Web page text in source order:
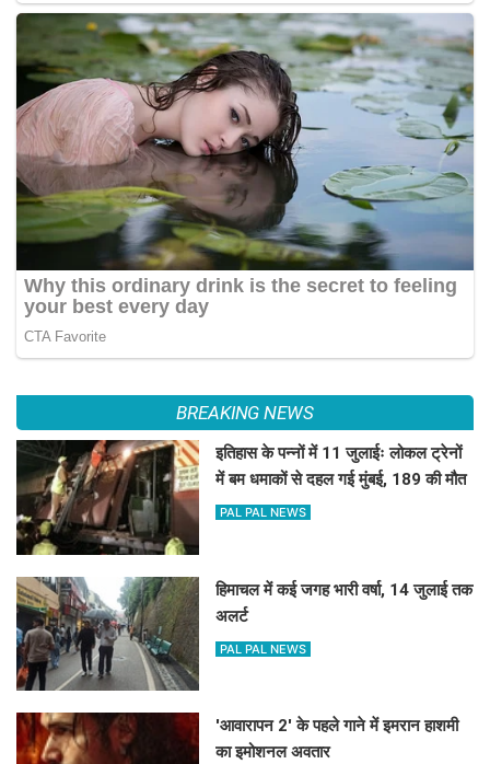
BREAKING NEWS
इतिहास के पन्नों में 11 जुलाईः लोकल ट्रेनों
में बम धमाकों से दहल गई मुंबई, 189 की मौत
PAL PAL NEWS
हिमाचल में कई जगह भारी वर्षा, 14 जुलाई तक
अलर्ट
PAL PAL NEWS
'आवारापन 2' के पहले गाने में इमरान हाशमी
का इमोशनल अवतार